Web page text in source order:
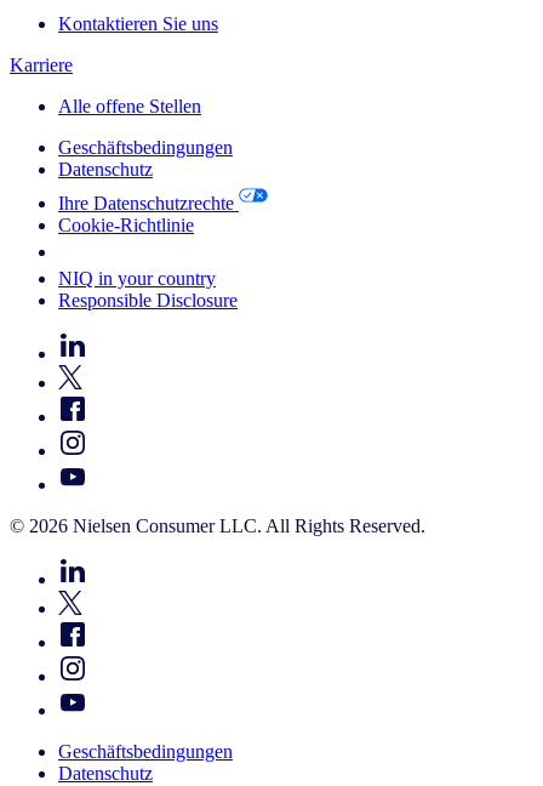
Kontaktieren Sie uns
Karriere
Alle offene Stellen
Geschäftsbedingungen
Datenschutz
Ihre Datenschutzrechte
Cookie-Richtlinie
NIQ in your country
Responsible Disclosure
© 2026 Nielsen Consumer LLC. All Rights Reserved.
Geschäftsbedingungen
Datenschutz